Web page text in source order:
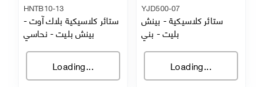
HNTB10-13
ستائر كلاسيكية بلاك آوت -
بينش بليت-نحاسي
Loading...
YJD500-07
ستائر كلاسيكية - بينش
بليت- بني
Loading...